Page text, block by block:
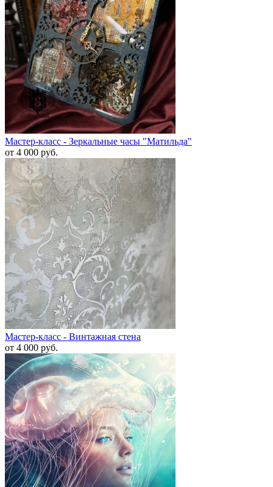
Мастер-класс - Зеркальные часы "Матильда"
от 4 000 руб.
Мастер-класс - Винтажная стена
от 4 000 руб.